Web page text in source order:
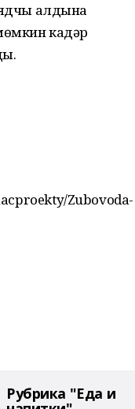
алдына
кадәр
Zubovoda-
Рубрика "Еда и